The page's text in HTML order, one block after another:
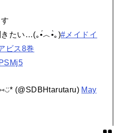
たい…(｡•́︿•̀｡)#メイドイ
ビス8巻
⑅◡̈* (@SDBHtarutaru) May